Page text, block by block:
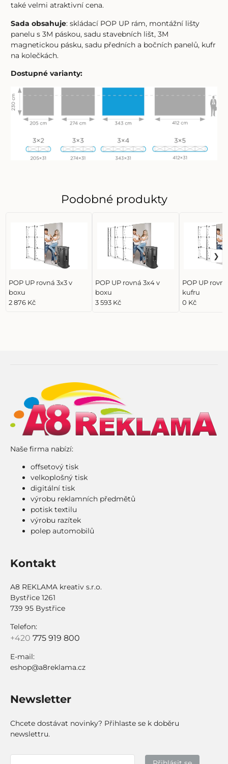
také velmi atraktivní cena.
Sada obsahuje: skládací POP UP rám, montážní lišty
panelu s 3M páskou, sadu stavebních lišt, 3M
magnetickou pásku, sadu předních a bočních panelů, kufr
na kolečkách.
Dostupné varianty:
Podobné produkty
POP UP rovná 3x3 v
boxu
2 876 Kč
POP UP rovná 3x4 v
boxu
3 593 Kč
POP UP
kufru
0 Kč
Naše firma nabízí:
offsetový tisk
velkoplošný tisk
digitální tisk
výrobu reklamních předmětů
potisk textilu
výrobu razítek
polep automobilů
Kontakt
A8 REKLAMA kreativ s.r.o.
Bystřice 1261
739 95 Bystřice
Telefon:
+420 775 919 800
E-mail:
eshop@a8reklama.cz
Newsletter
Chcete dostávat novinky? Přihlaste se k doběru
newslettru.